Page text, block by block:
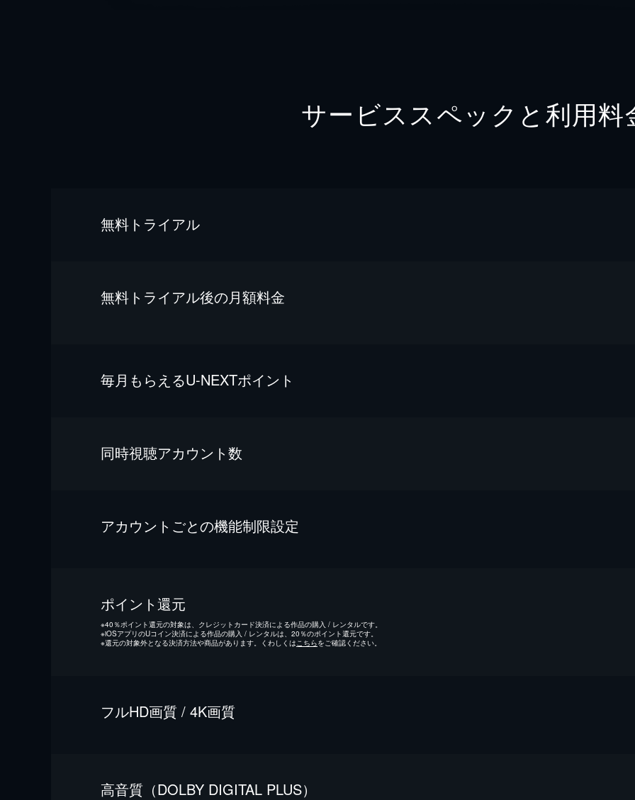
サービススペックと利用料
無料トライアル
無料トライアル後の⽉額料金
毎⽉もらえるU-NEXTポイント
同時視聴アカウント数
アカウントごとの機能制限設定
ポイント還元
※40％ポイント還元の対象は、クレジットカード決済による作品の購入 / レンタルです。
※iOSアプリのUコイン決済による作品の購入 / レンタルは、20％のポイント還元です。
※還元の対象外となる決済方法や商品があります。くわしくは こちらをご確認ください。
フルHD画質 / 4K画質
⾼⾳質（DOLBY DIGITAL PLUS）